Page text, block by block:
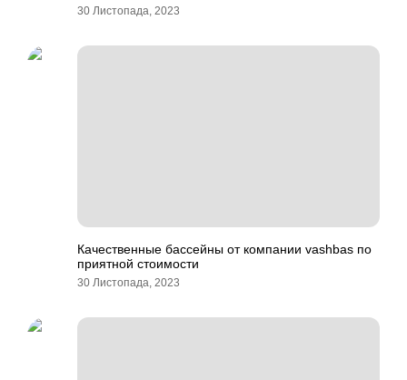
30 Листопада, 2023
Качественные бассейны от компании vashbas по
приятной стоимости
30 Листопада, 2023